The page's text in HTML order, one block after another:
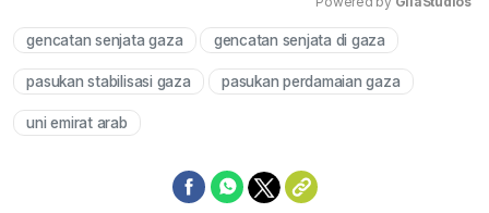
Mute
gencatan senjata gaza gencatan senjata di gaza
pasukan stabilisasi gaza pasukan perdamaian gaza
uni emirat arab